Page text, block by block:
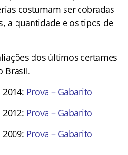
costumam ser cobradas
a quantidade e os tipos de
dos últimos certames
Brasil.
Prova – Gabarito
Prova – Gabarito
Prova – Gabarito